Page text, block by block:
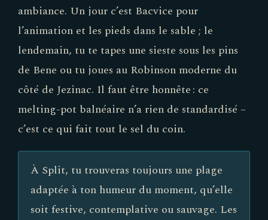
ambiance. Un jour c’est Bacvice pour
l’animation et les pieds dans le sable ; le
lendemain, tu te tapes une sieste sous les pins
de Bene ou tu joues au Robinson moderne du
côté de Jezinac. Il faut être honnête : ce
melting-pot balnéaire n’a rien de standardisé –
c’est ce qui fait tout le sel du coin.
À Split, tu trouveras toujours une plage
adaptée à ton humeur du moment, qu’elle
soit festive, contemplative ou sauvage. Les